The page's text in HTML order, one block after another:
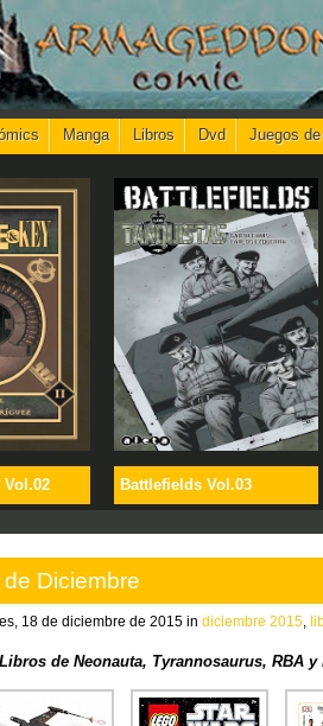
Manga Libros Dvd Juegos
Vol.02 Battlefields Vol.03
Diciembre
18 de diciembre de 2015 in diciembre 2015
de Neonauta, Tyrannosaurus, RBA